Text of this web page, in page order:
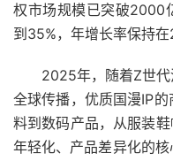
权市场规模已突破2000
到35%，年增长率保持在
2025年，随着Z世
全球传播，优质国漫IP
料到数码产品，从服装
年轻化、产品差异化的